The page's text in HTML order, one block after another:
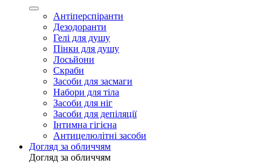
Антіперспіранти
Дезодоранти
Гелі для душу
Пінки для душу
Лосьйони
Скраби
Засоби для засмаги
Набори для тіла
Засоби для ніг
Засоби для депіляції
Інтимна гігієна
Антицелюлітні засоби
Догляд за обличчям
Догляд за обличчям